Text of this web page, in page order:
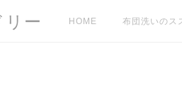
ー HOME 布団洗いのス